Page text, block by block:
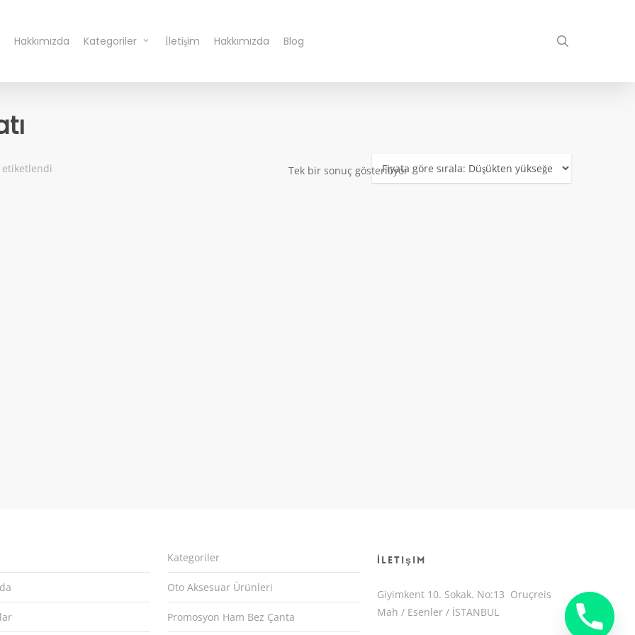
Hakkımızda Kategoriler İletişim Hakkımızda Blog
Tek bir sonuç gösteriliyor
etiketlendi
Kategoriler
Oto Aksesuar Ürünleri
Promosyon Ham Bez Çanta
İletişim
Giyimkent 10. Sokak. No:13 Oruçreis
Mah / Esenler / İSTANBUL